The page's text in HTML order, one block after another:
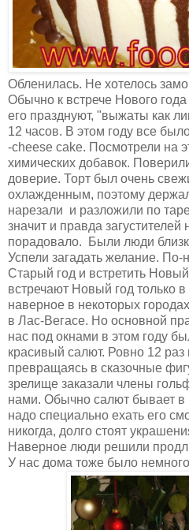
Обленилась. Не хотелось
Обычно к встрече Нового
его празднуют, "выжаты как
12 часов. В этом году все
-cheese cake. Посмотрели на
химических добавок.
доверие. Торт был очень
охлажденным, поэтому
нарезали и разложили по
значит и правда загустителей
порадовало. Были люди
Успели загадать желание.
Старый год и встретить
встречают Новый год только
наверное в некоторых
в Лас-Вегасе. Но основной
нас под окнами в этом году
красивый салют. Ровно 12 раз
превращаясь в сказочные
зрелище заказали члены
нами. Обычно салют бывает в
надо специально ехать его
никогда, долго стоят
Наверное люди решили
У нас дома тоже было